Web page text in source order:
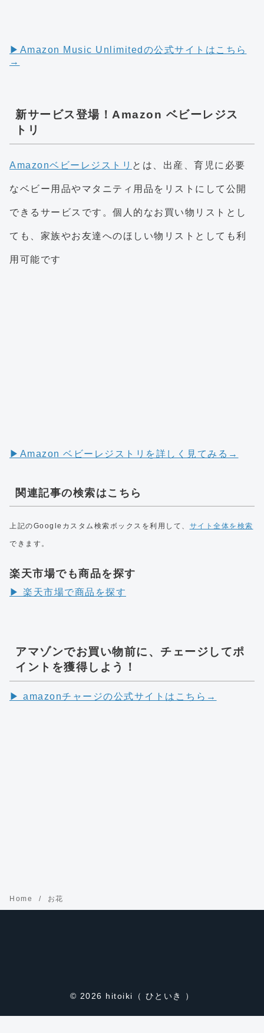
▶︎Amazon Music Unlimitedの公式サイトはこちら
→
新サービス登場！Amazon ベビーレジス
トリ
Amazonベビーレジストリ とは、出産、育児に必要
なベビー用品やマタニティ用品をリストにして公開
できるサービスです。個人的なお買い物リストとし
ても、家族やお友達へのほしい物リストとしても利
用可能です
▶︎Amazon ベビーレジストリを詳しく見てみる→
関連記事の検索はこちら
上記のGoogleカスタム検索ボックスを利用して、 サイト全体を検索
できます。
楽天市場でも商品を探す
▶︎ 楽天市場で商品を探す
アマゾンでお買い物前に、チェージしてポ
イントを獲得しよう！
▶︎ amazonチャージの公式サイトはこちら→
Home お花
© 2026 hitoiki（ ひといき ）